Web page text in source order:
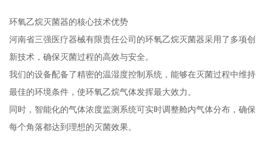
环氧乙烷灭菌器的核心技术优势
河南省三强医疗器械有限责任公司的环氧乙烷灭菌器采用了多项创
新技术，确保灭菌过程的高效与安全。
我们的设备配备了精密的温湿度控制系统，能够在灭菌过程中维持
最佳的环境条件，使环氧乙烷气体发挥最大效力。
同时，智能化的气体浓度监测系统可实时调整舱内气体分布，确保
每个角落都达到理想的灭菌效果。